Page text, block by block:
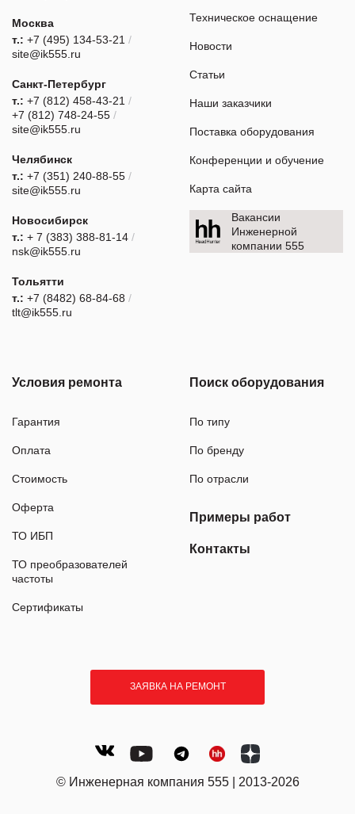
Москва
т.: +7 (495) 134-53-21 /
site@ik555.ru
Санкт-Петербург
т.: +7 (812) 458-43-21 /
+7 (812) 748-24-55 /
site@ik555.ru
Челябинск
т.: +7 (351) 240-88-55 /
site@ik555.ru
Новосибирск
т.: + 7 (383) 388-81-14 /
nsk@ik555.ru
Тольятти
т.: +7 (8482) 68-84-68 /
tlt@ik555.ru
Техническое оснащение
Новости
Статьи
Наши заказчики
Поставка оборудования
Конференции и обучение
Карта сайта
Вакансии
Инженерной
компании 555
Условия ремонта
Гарантия
Оплата
Стоимость
Оферта
ТО ИБП
ТО преобразователей
частоты
Сертификаты
Поиск оборудования
По типу
По бренду
По отрасли
Примеры работ
Контакты
ЗАЯВКА НА РЕМОНТ
© Инженерная компания 555 | 2013-2026